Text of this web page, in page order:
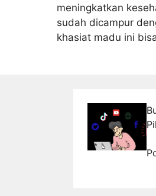
meningkatkan
sudah dicampur
khasiat madu ini